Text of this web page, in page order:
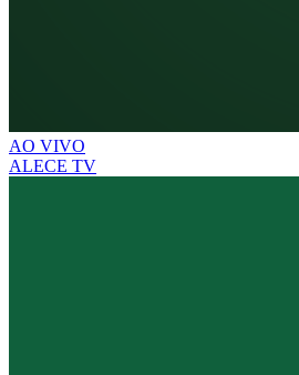
AO VIVO
ALECE TV